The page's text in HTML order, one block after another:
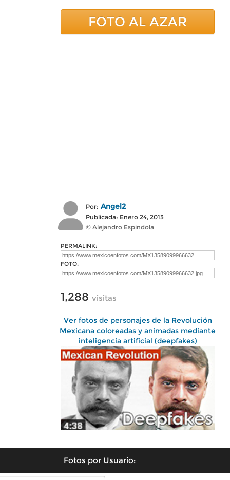
FOTO AL AZAR
Por: Angel2
Publicada: Enero 24, 2013
© Alejandro Espindola
PERMALINK:
FOTO:
1,288 visitas
Ver fotos de personajes de la Revolución
Mexicana coloreadas y animadas mediante
inteligencia artificial (deepfakes)
Fotos por Usuario: